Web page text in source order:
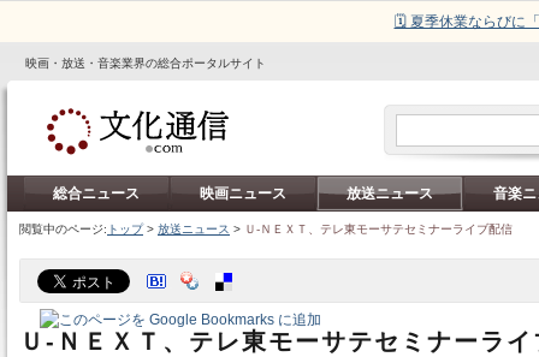
🗓️ 夏季休業ならびに
映画・放送・音楽業界の総合ポータルサイト
総合ニュース 映画ニュース 放送ニュース 音楽
閲覧中のページ: トップ> 放送ニュース > Ｕ‐ＮＥＸＴ、テレ東モーサテセミナーライブ配信
Ｕ‐ＮＥＸＴ、テレ東モーサテセミナーラ